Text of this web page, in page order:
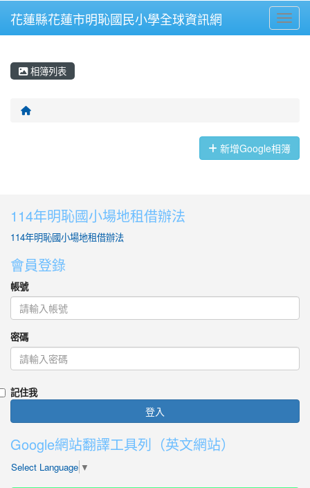
花蓮縣花蓮市明恥國民小學全球資訊網
相簿列表
回首頁
新增Google相簿
114年明恥國小場地租借辦法
114年明恥國小場地租借辦法
會員登錄
帳號
密碼
記住我
登入
Google網站翻譯工具列（英文網站）
Select Language ▼